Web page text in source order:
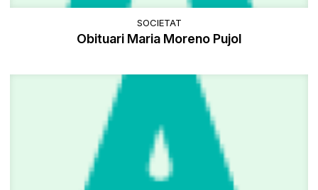
SOCIETAT
Obituari Maria Moreno Pujol